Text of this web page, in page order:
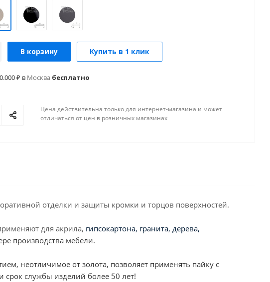
В корзину Купить в 1 клик
₽ в Москва бесплатно
Цена действительна только для интернет-магазина и может
отличаться от цен в розничных магазинах
отделки и защиты кромки и торцов поверхностей.
для акрила, гипсокартона, гранита, дерева,
производства мебели.
неотличимое от золота, позволяет применять пайку с
срок службы изделий более 50 лет!